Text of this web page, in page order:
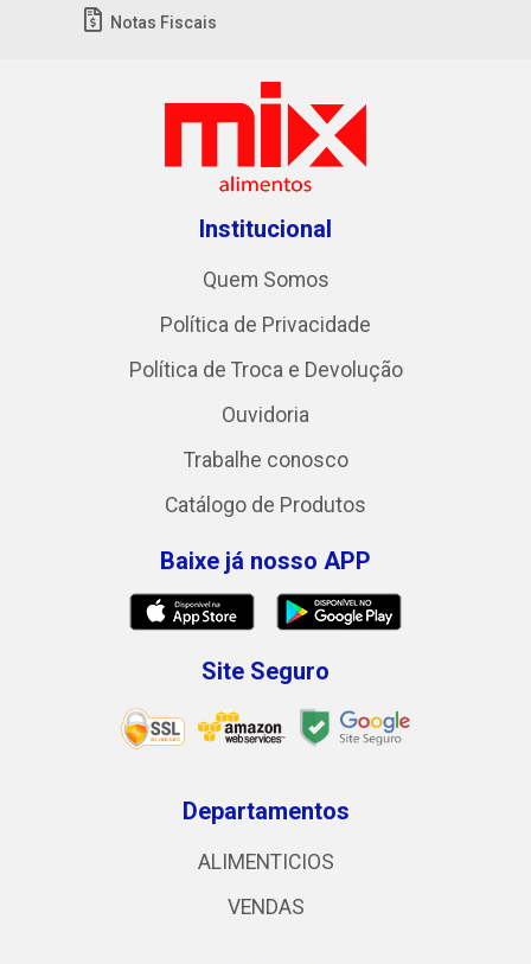
Notas Fiscais
Institucional
Quem Somos
Política de Privacidade
Política de Troca e Devolução
Ouvidoria
Trabalhe conosco
Catálogo de Produtos
Baixe já nosso APP
Site Seguro
Departamentos
ALIMENTICIOS
VENDAS